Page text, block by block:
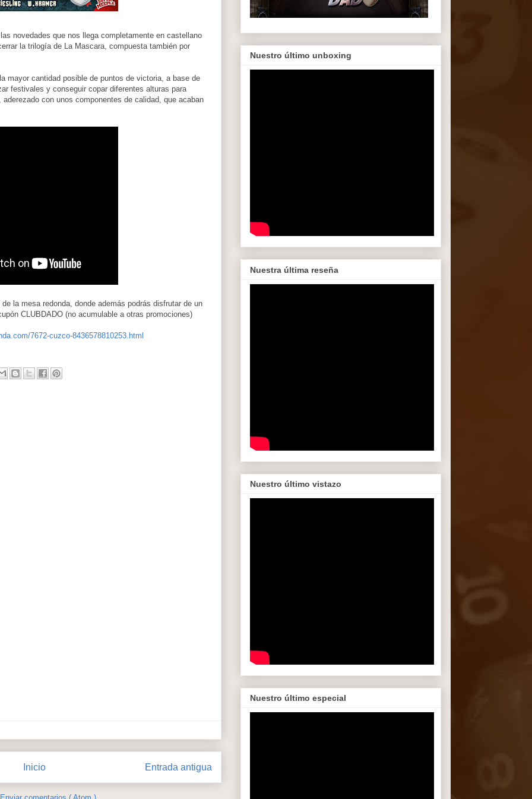
novedades que nos llega completamente en castellano
la trilogía de La Mascara, compuesta también por
mayor cantidad posible de puntos de victoria, a base de
festivales y conseguir copar diferentes alturas para
con unos componentes de calidad, que acaban
la mesa redonda, donde además podrás disfrutar de un
CLUBDADO (no acumulable a otras promociones)
7672-cuzco-8436578810253.html
Entrada antigua
Inicio
Nuestro último unboxing
Nuestra última reseña
Nuestro último vistazo
Nuestro último especial